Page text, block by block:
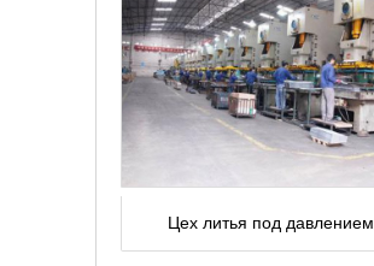
Цех литья под давлением